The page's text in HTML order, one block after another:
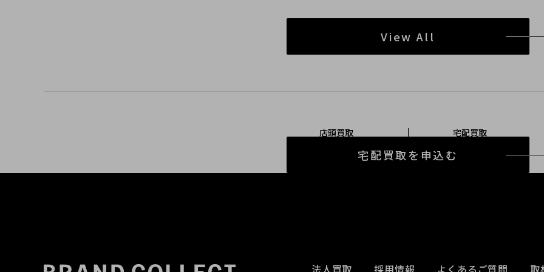
View All
店頭買取 宅配買取
宅配買取を申込む
法人買取 採用情報 よくあるご質問 取